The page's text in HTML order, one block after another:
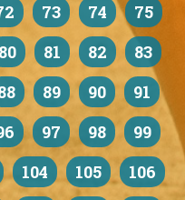
73 74
75
80 81 82
83
89 90
91
97 98
99
104 105
106